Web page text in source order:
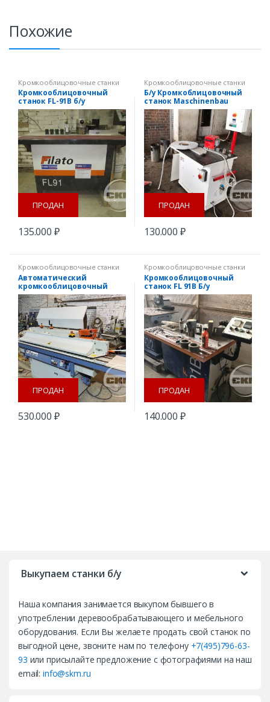
Похожие
Кромкооблицовочные станки
Кромкооблицовочный
станок FL-91B б/у
ПРОДАН
135.000 ₽
Кромкооблицовочные станки
Б/у Кромкоблицовочный
станок Maschinenbau
Lange B 56K
ПРОДАН
130.000 ₽
Кромкооблицовочные станки
Автоматический
кромкооблицовочный
станок TOP 2000 Hebrock
plus
ПРОДАН
530.000 ₽
Кромкооблицовочные станки
Кромкооблицовочный
станок FL 91B Б/у
ПРОДАН
140.000 ₽
Выкупаем станки б/у
Наша компания занимается выкупом бывшего в
употреблении деревообрабатывающего и мебельного
оборудования. Если Вы желаете продать свой станок по
выгодной цене, звоните нам по телефону +7(495)796-63-
93 или присылайте предложение с фотографиями на наш
email:info@skm.ru